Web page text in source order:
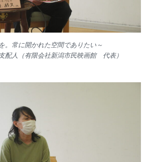
。常に開かれた空間でありたい～
配人（有限会社新潟市民映画館 代表）